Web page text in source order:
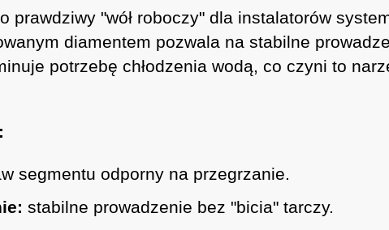
prawdziwy "wół roboczy" dla instalatorów
diamentem pozwala na stabilne
potrzebę chłodzenia wodą, co czyni to
segmentu odporny na przegrzanie.
stabilne prowadzenie bez "bicia" tarczy.